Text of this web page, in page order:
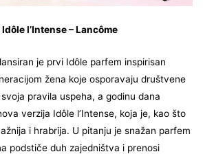
Idôle l’Intense – Lancôme
je prvi Idôle parfem inspirisan
žena koje osporavaju društvene
pravila uspeha, a godinu dana
verzija Idôle l’Intense, koja je, kao što
i hrabrija. U pitanju je snažan parfem
podstiče duh zajedništva i prenosi